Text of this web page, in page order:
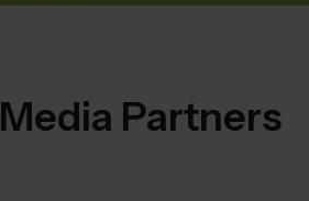
Media Partners